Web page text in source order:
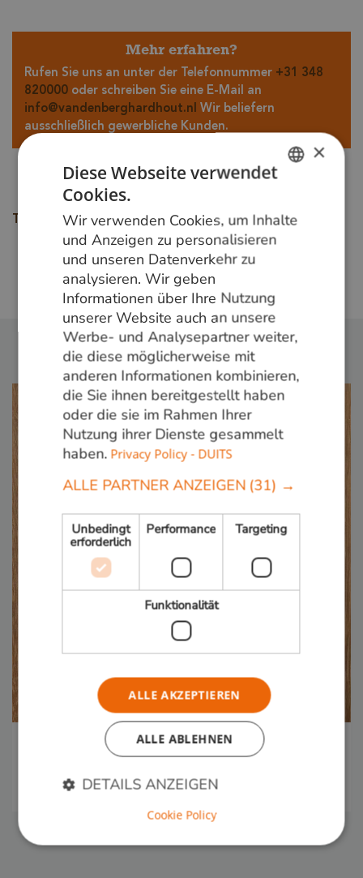
Mehr erfahren?
Rufen Sie uns an unter der Telefonnummer +31 348
820000 oder schreiben Sie eine E-Mail an
info@vandenberghardhout.nl Wir beliefern
ausschließlich gewerbliche Kunden.
Teile diese Seite
Zurück zur übersicht
Mandioqueira
Bodenkontakt 2
GERMAN
ENGLISH
×
Diese Webseite verwendet
Cookies.
Wir verwenden Cookies, um Inhalte
und Anzeigen zu personalisieren
und unseren Datenverkehr zu
analysieren. Wir geben
Informationen über Ihre Nutzung
unserer Website auch an unsere
Werbe- und Analysepartner weiter,
die diese möglicherweise mit
anderen Informationen kombinieren,
die Sie ihnen bereitgestellt haben
oder die sie im Rahmen Ihrer
Nutzung ihrer Dienste gesammelt
haben. Privacy Policy - DUITS
ALLE PARTNER ANZEIGEN (31) →
Unbedingt
erforderlich
Performance Targeting
Funktionalität
ALLE AKZEPTIEREN
ALLE ABLEHNEN
DETAILS ANZEIGEN
Cookie Policy